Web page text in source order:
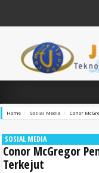
Home Sosial Media Conor
SOSIAL MEDIA
Conor McGregor
Terkejut